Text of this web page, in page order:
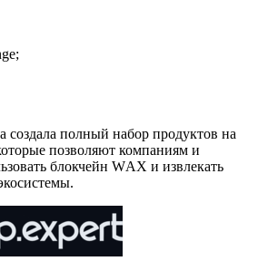
создала полный набор продуктов на
позволяют компаниям и
блокчейн WАX и извлекать